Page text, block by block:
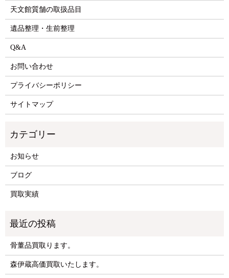
天文館質舗の取扱品目
遺品整理・生前整理
Q&A
お問い合わせ
プライバシーポリシー
サイトマップ
お知らせ
ブログ
買取実績
骨董品買取ります。
森伊蔵高価買取いたします。